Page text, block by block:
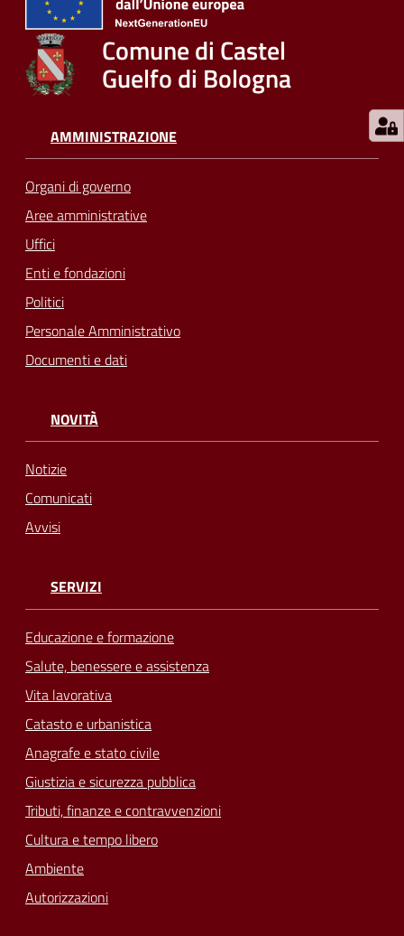
Comune di Castel
Guelfo di Bologna
AMMINISTRAZIONE
Organi di governo
Aree amministrative
Uffici
Enti e fondazioni
Politici
Personale Amministrativo
Documenti e dati
NOVITÀ
Notizie
Comunicati
Avvisi
SERVIZI
Educazione e formazione
Salute, benessere e assistenza
Vita lavorativa
Catasto e urbanistica
Anagrafe e stato civile
Giustizia e sicurezza pubblica
Tributi, finanze e contravvenzioni
Cultura e tempo libero
Ambiente
Autorizzazioni